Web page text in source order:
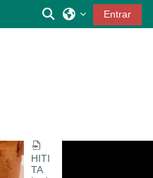
Selector de
Entrar
HITI
TA